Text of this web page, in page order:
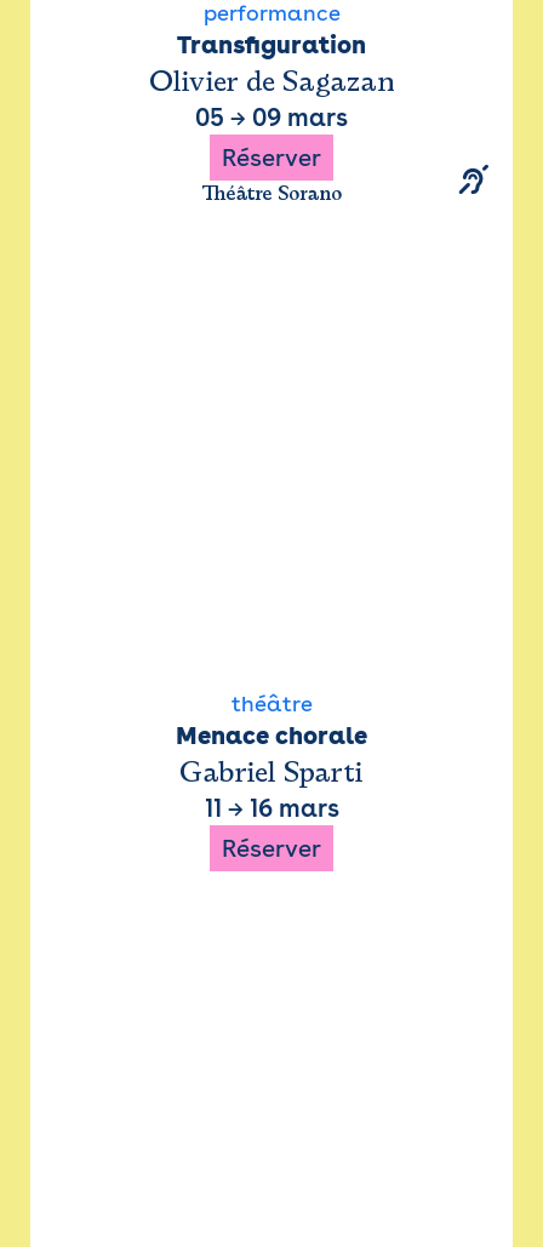
performance
Transfiguration
Olivier de Sagazan
05 → 09 mars
Réserver
Théâtre Sorano
théâtre
Menace chorale
Gabriel Sparti
11 → 16 mars
Réserver